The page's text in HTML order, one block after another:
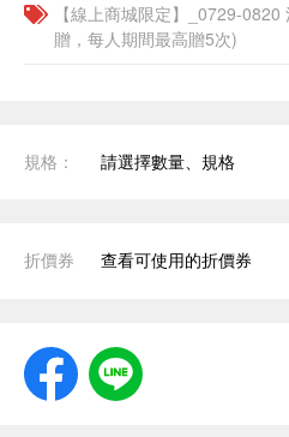
【線上商城限定】_0729-
贈，每人期間最高贈5次)
規格： 請選擇數量、規格
折價券 查看可使用的折價券